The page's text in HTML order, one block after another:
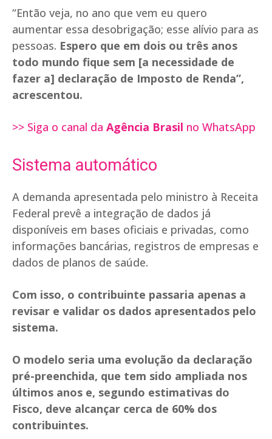
“Então veja, no ano que vem eu quero
aumentar essa desobrigação; esse alívio para as
pessoas. Espero que em dois ou três anos
todo mundo fique sem [a necessidade de
fazer a] declaração de Imposto de Renda”,
acrescentou.
>> Siga o canal da Agência Brasil no WhatsApp
Sistema automático
A demanda apresentada pelo ministro à Receita
Federal prevê a integração de dados já
disponíveis em bases oficiais e privadas, como
informações bancárias, registros de empresas e
dados de planos de saúde.
Com isso, o contribuinte passaria apenas a
revisar e validar os dados apresentados pelo
sistema.
O modelo seria uma evolução da declaração
pré-preenchida, que tem sido ampliada nos
últimos anos e, segundo estimativas do
Fisco, deve alcançar cerca de 60% dos
contribuintes.